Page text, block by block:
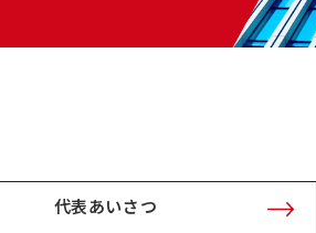
代表あいさつ